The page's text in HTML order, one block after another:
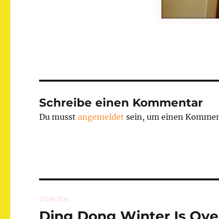
Schreibe einen Kommentar
Du musstangemeldet sein, um einen
ZURÜCK
Vorheriger